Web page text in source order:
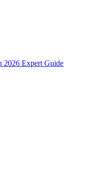
2026 Expert Guide